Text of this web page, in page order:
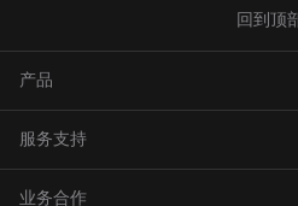
回到顶
产品
农业无人飞机
农业无人车
服务支持
极飞服务
业务合作